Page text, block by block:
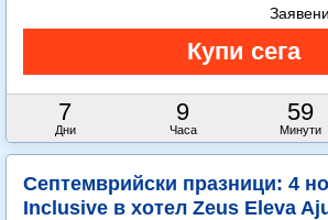
7
Дни
9
Часа
59
Минути
Септемврийски празници: 4
Inclusive в хотел Zeus Eleva